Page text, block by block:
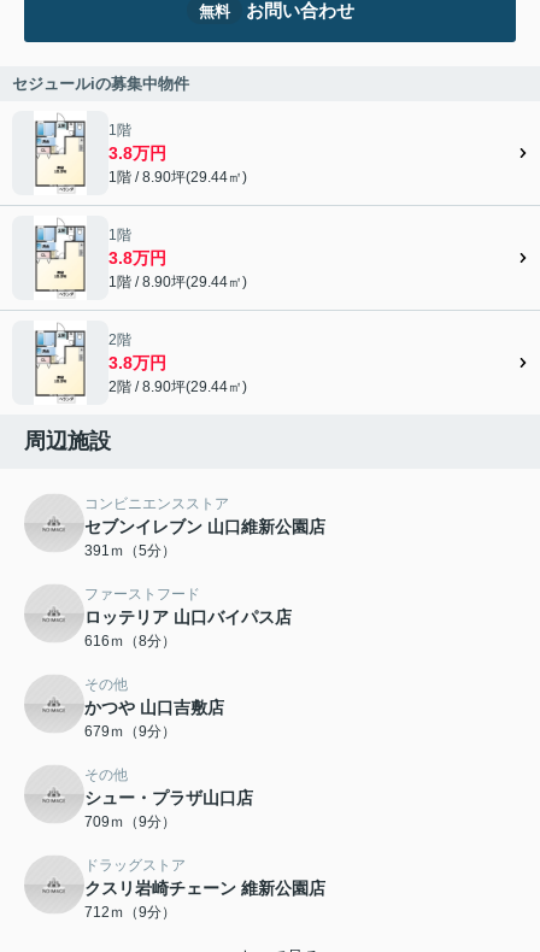
無料 お問い合わせ
セジュールiの募集中物件
1階
3.8万円
1階 / 8.90坪(29.44㎡)
1階
3.8万円
1階 / 8.90坪(29.44㎡)
2階
3.8万円
2階 / 8.90坪(29.44㎡)
周辺施設
コンビニエンスストア
セブンイレブン 山口維新公園店
391ｍ（5分）
ファーストフード
ロッテリア 山口バイパス店
616ｍ（8分）
その他
かつや 山口吉敷店
679ｍ（9分）
その他
シュー・プラザ山口店
709ｍ（9分）
ドラッグストア
クスリ岩崎チェーン 維新公園店
712ｍ（9分）